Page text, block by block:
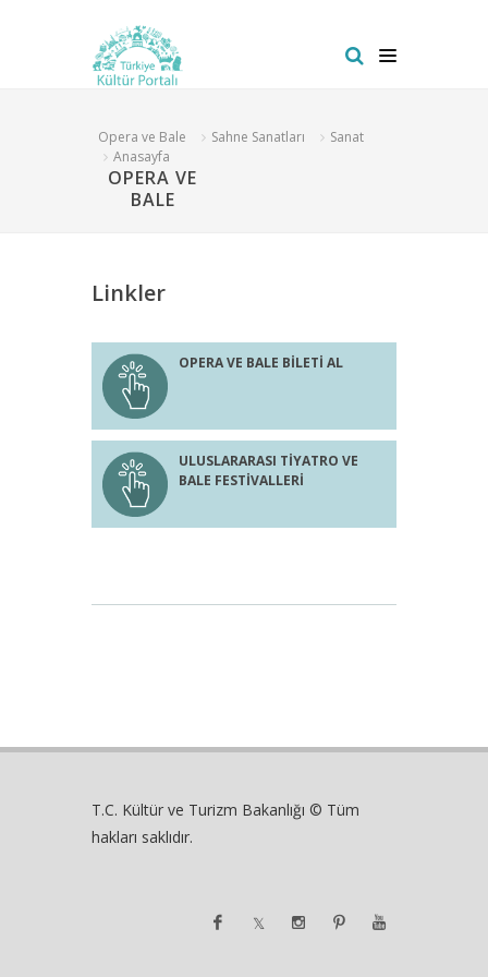
Opera ve Bale Sahne Sanatları
Sanat
Anasayfa
OPERA VE
BALE
Linkler
OPERA VE BALE BİLETİ AL
ULUSLARARASI TİYATRO VE
BALE FESTİVALLERİ
T.C. Kültür ve Turizm Bakanlığı © Tüm
hakları saklıdır.